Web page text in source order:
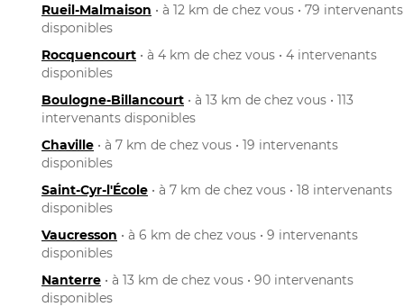
Rueil-Malmaison • à 12 km de chez vous • 79 intervenants
disponibles
Rocquencourt • à 4 km de chez vous • 4 intervenants
disponibles
Boulogne-Billancourt • à 13 km de chez vous • 113
intervenants disponibles
Chaville • à 7 km de chez vous • 19 intervenants
disponibles
Saint-Cyr-l'École • à 7 km de chez vous • 18 intervenants
disponibles
Vaucresson • à 6 km de chez vous • 9 intervenants
disponibles
Nanterre • à 13 km de chez vous • 90 intervenants
disponibles